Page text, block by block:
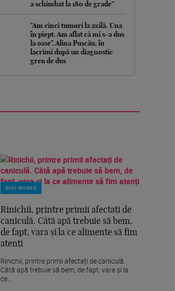
a schimbat la 180 de grade”
"Am cinci tumori la axilă. Una
în piept. Am aflat că mi s-a dus
la oase". Alina Pușcău, în
lacrimi după un diagnostic
greu de dus
DIGI WORLD
Rinichii, printre primii afectați de
caniculă. Câtă apă trebuie să bem,
de fapt, vara și la ce alimente să fim
atenți
Rinichii, printre primii afectați de caniculă.
Câtă apă trebuie să bem, de fapt, vara și la
ce...